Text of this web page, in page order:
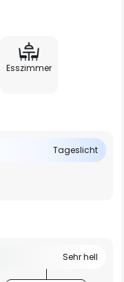
Esszimmer
Tageslicht
Sehr hell